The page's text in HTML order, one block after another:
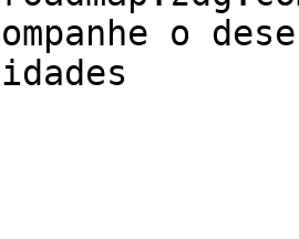
o